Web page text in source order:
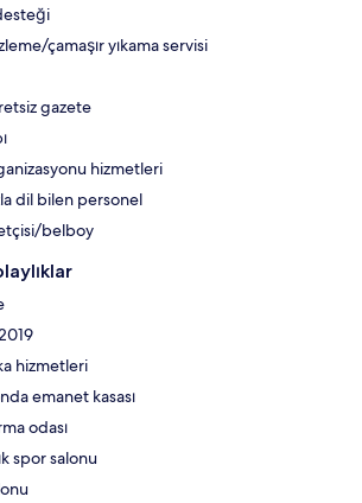
çamaşır yıkama servisi
gazete
hizmetleri
dil bilen personel
belboy
hizmetleri
emanet kasası
odası
spor salonu